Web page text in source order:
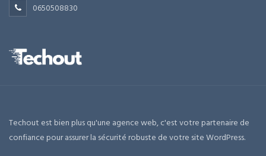
0650508830
Techout est bien plus qu'une agence web, c'est votre partenaire de
confiance pour assurer la sécurité robuste de votre site WordPress.